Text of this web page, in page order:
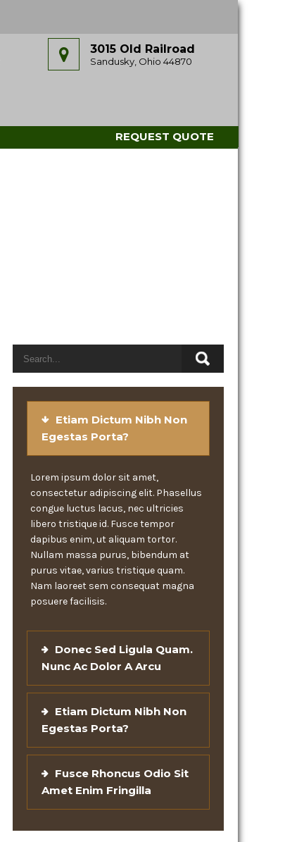
3015 Old Railroad
Sandusky, Ohio 44870
REQUEST QUOTE
Etiam Dictum Nibh Non
Egestas Porta?
Lorem ipsum dolor sit amet,
consectetur adipiscing elit. Phasellus
congue luctus lacus, nec ultricies
libero tristique id. Fusce tempor
dapibus enim, ut aliquam tortor.
Nullam massa purus, bibendum at
purus vitae, varius tristique quam.
Nam laoreet sem consequat magna
posuere facilisis.
Donec Sed Ligula Quam.
Nunc Ac Dolor A Arcu
Etiam Dictum Nibh Non
Egestas Porta?
Fusce Rhoncus Odio Sit
Amet Enim Fringilla